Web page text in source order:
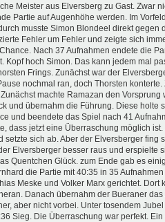
Meister aus Elversberg zu Gast. Zwar
Partie auf Augenhöhe werden. Im
musste Simon Blondeel direkt gegen
Fehler um Fehler und zeigte sich
Nach 37 Aufnahmen endete die
Kopf hoch Simon. Das kann jedem mal
Frings. Zunächst war der
nochmal ran, doch Thorsten
machte Ramazan den Vorsprung
und übernahm die Führung. Diese holte
und beendete das Spiel nach 41
dass jetzt eine Überraschung möglich
setzte sich ab. Aber der Elversberger fing
Elversberger besser raus und erspielte
Quentchen Glück. zum Ende gab es
die Partie mit 40:35 in 35
Meske und Volker Marx gerichtet. Dort
Danach übernahm der Bueraner
aber nicht vorbei. Unter tosendem
Sieg. Die Überraschung war perfekt.